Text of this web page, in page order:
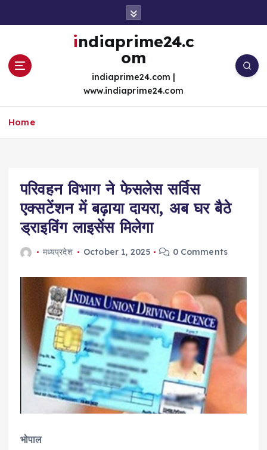
indiaprime24.c
om
indiaprime24.com |
www.indiaprime24.com
Home
परिवहन विभाग ने फेसलेस सर्विस
एक्सटेंशन में बढ़ाया दायरा, अब घर बैठे
ड्राइविंग लाइसेंस मिलेगा
मध्यप्रदेश October 1, 2025 0 Comments
भोपाल